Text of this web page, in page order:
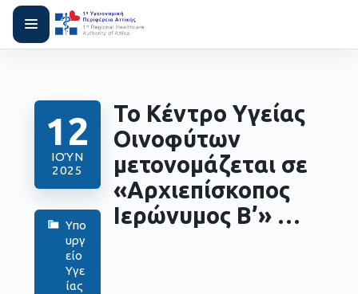
12
ΙΟΎΝ
2025
Υπο
υργ
είο
Υγε
ίας
Το Κέντρο Υγείας
Οινοφύτων
μετονομάζεται σε
«Αρχιεπίσκοπος
Ιερώνυμος Β’» …